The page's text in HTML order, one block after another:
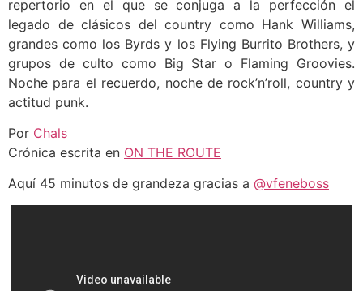
repertorio en el que se conjuga a la perfección el
legado de clásicos del country como Hank Williams,
grandes como los Byrds y los Flying Burrito Brothers, y
grupos de culto como Big Star o Flaming Groovies.
Noche para el recuerdo, noche de rock’n’roll, country y
actitud punk.
Por Chals
Crónica escrita en ON THE ROUTE
Aquí 45 minutos de grandeza gracias a @vfeneboss